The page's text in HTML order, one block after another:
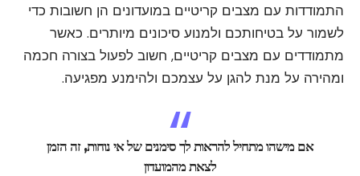
התמודדות עם מצבים קריטיים במועדונים הן חשובות כדי
לשמור על בטיחותכם ולמנוע סיכונים מיותרים. כאשר
מתמודדים עם מצבים קריטיים, חשוב לפעול בצורה חכמה
ומהירה על מנת להגן על עצמכם ולהימנע מפגיעה.
אם מישהו מתחיל להראות לך סימנים של אי נוחות, זה הזמן
לצאת מהמועדון